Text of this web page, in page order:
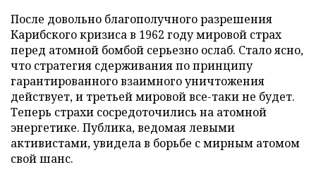
После довольно благополучного разрешения
Карибского кризиса в 1962 году мировой страх
перед атомной бомбой серьезно ослаб. Стало ясно,
что стратегия сдерживания по принципу
гарантированного взаимного уничтожения
действует, и третьей мировой все-таки не будет.
Теперь страхи сосредоточились на атомной
энергетике. Публика, ведомая левыми
активистами, увидела в борьбе с мирным атомом
свой шанс.